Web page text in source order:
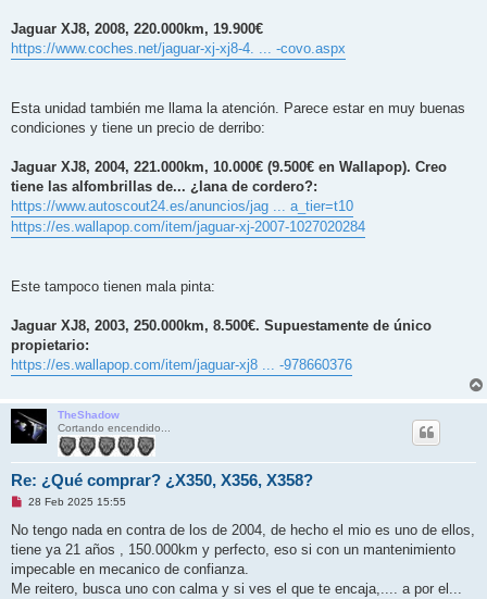
Jaguar XJ8, 2008, 220.000km, 19.900€
https://www.coches.net/jaguar-xj-xj8-4. ... -covo.aspx
Esta unidad también me llama la atención. Parece estar en muy buenas
condiciones y tiene un precio de derribo:
Jaguar XJ8, 2004, 221.000km, 10.000€ (9.500€ en Wallapop). Creo
tiene las alfombrillas de... ¿lana de cordero?:
https://www.autoscout24.es/anuncios/jag ... a_tier=t10
https://es.wallapop.com/item/jaguar-xj-2007-1027020284
Este tampoco tienen mala pinta:
Jaguar XJ8, 2003, 250.000km, 8.500€. Supuestamente de único
propietario:
https://es.wallapop.com/item/jaguar-xj8 ... -978660376
TheShadow
Cortando encendido...
Re: ¿Qué comprar? ¿X350, X356, X358?
M
n
a
j
e
s
28 Feb 2025 15:55
No tengo nada en contra de los de 2004, de hecho el mio es uno de ellos,
tiene ya 21 años , 150.000km y perfecto, eso si con un mantenimiento
impecable en mecanico de confianza.
Me reitero, busca uno con calma y si ves el que te encaja,.... a por el...